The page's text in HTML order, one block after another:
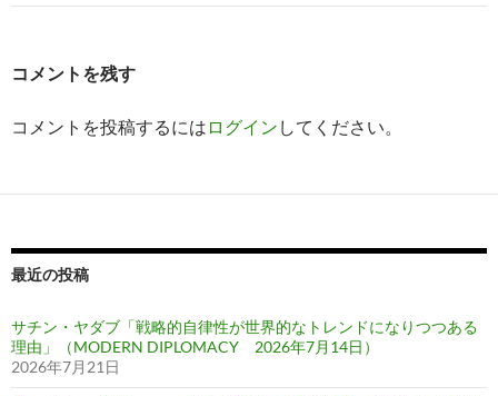
ゲ
ョ
コメントを残す
コメントを投稿するには ログイン してください。
最近の投稿
サチン・ヤダブ「戦略的自律性が世界的なトレンドになりつつある
理由」（MODERN DIPLOMACY 2026年7月14日）
2026年7月21日